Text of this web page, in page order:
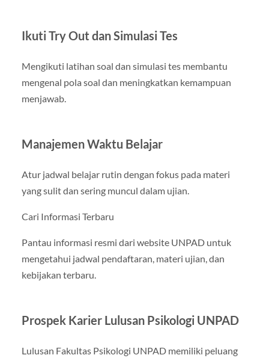
Ikuti Try Out dan Simulasi Tes
Mengikuti latihan soal dan simulasi tes membantu
mengenal pola soal dan meningkatkan kemampuan
menjawab.
Manajemen Waktu Belajar
Atur jadwal belajar rutin dengan fokus pada materi
yang sulit dan sering muncul dalam ujian.
Cari Informasi Terbaru
Pantau informasi resmi dari website UNPAD untuk
mengetahui jadwal pendaftaran, materi ujian, dan
kebijakan terbaru.
Prospek Karier Lulusan Psikologi UNPAD
Lulusan Fakultas Psikologi UNPAD memiliki peluang